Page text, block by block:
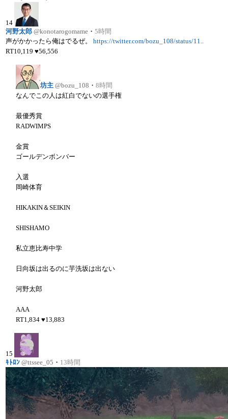
14
河野太郎 @konotarogomame ・5時間
声がかかったら俺はでるぜ。https://twitter.com/bozu_108/status/11..
RT10,119♥56,556
坊主 @bozu_108 ・8時間
なんでこの人は紅白でないの選手権
最優秀賞
RADWIMPS
金賞
ゴールデンボンバー
入選
岡崎体育
HIKAKIN＆SEIKIN
SHISHAMO
私立恵比寿中学
日向坂は出るのに芋洗坂は出ない
河野太郎
AAA
RT1,834♥13,883
15
ｷﾄﾛﾝ @ttssee_05 ・ 13時間